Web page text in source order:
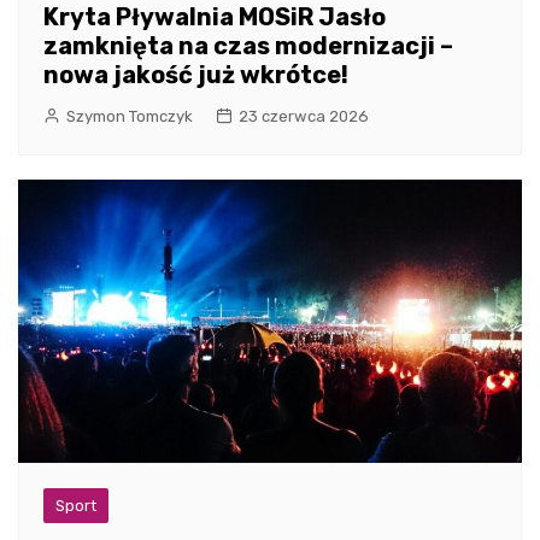
Kryta Pływalnia MOSiR Jasło
zamknięta na czas modernizacji –
nowa jakość już wkrótce!
Szymon Tomczyk 23 czerwca 2026
Sport